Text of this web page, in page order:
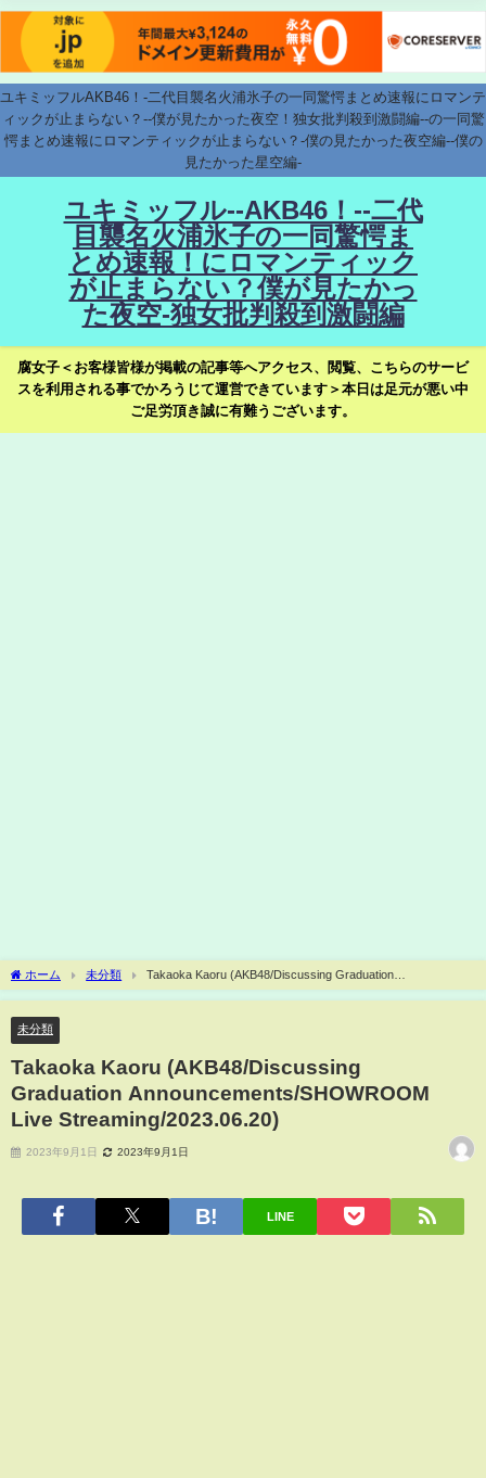
ユキミッフルAKB46！-二代目襲名火浦氷子の一同驚愕まとめ速報にロマンテ
ィックが止まらない？--僕が見たかった夜空！独女批判殺到激闘編--の一同驚
愕まとめ速報にロマンティックが止まらない？-僕の見たかった夜空編--僕の
見たかった星空編-
ユキミッフル--AKB46！--二代
目襲名火浦氷子の一同驚愕ま
とめ速報！にロマンティック
が止まらない？僕が見たかっ
た夜空-独女批判殺到激闘編
腐女子＜お客様皆様が掲載の記事等へアクセス、閲覧、こちらのサービ
スを利用される事でかろうじて運営できています＞本日は足元が悪い中
ご足労頂き誠に有難うございます。
ホーム 未分類
Takaoka Kaoru (AKB48/Discussing Graduation
Announcements/SHOWROOM Live Streaming/2023.06.20)
未分類
Takaoka Kaoru (AKB48/Discussing
Graduation Announcements/SHOWROOM
Live Streaming/2023.06.20)
2023年9月1日 2023年9月1日
LINE